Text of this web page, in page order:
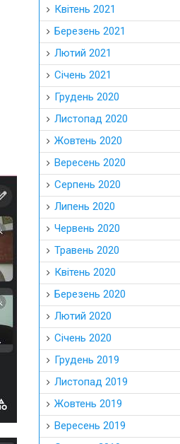
Квітень 2021
Березень 2021
Лютий 2021
Січень 2021
Грудень 2020
Листопад 2020
Жовтень 2020
Вересень 2020
Серпень 2020
Липень 2020
Червень 2020
Травень 2020
Квітень 2020
Березень 2020
Лютий 2020
Січень 2020
Грудень 2019
Листопад 2019
Жовтень 2019
Вересень 2019